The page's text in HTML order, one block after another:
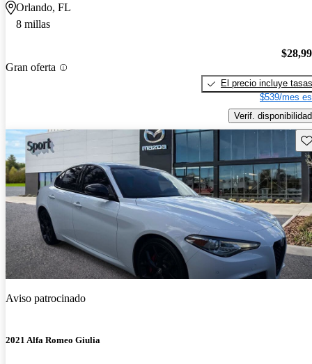
Orlando, FL
8 millas
Gran oferta
El precio incluye tasas
$539/mes
Verif. disponibilidad
Aviso patrocinado
2021 Alfa Romeo Giulia